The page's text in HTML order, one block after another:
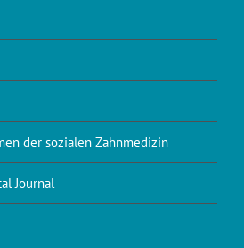
der sozialen Zahnmedizin
Journal